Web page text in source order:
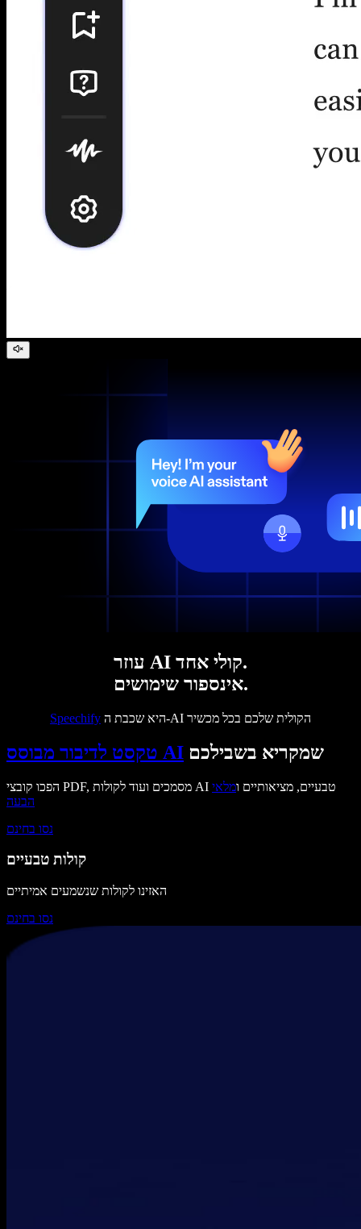
עוזר AI קולי אחד.
אינספור שימושים.
Speechify היא שכבת ה-AI הקולית שלכם בכל מכשיר
טקסט לדיבור מבוסס AI שמקריא בשבילכם
הפכו קובצי PDF, מסמכים ועוד לקולות AI טבעיים, מציאותיים ומלאי
הבעה
נסו בחינם
קולות טבעיים
האזינו לקולות שנשמעים אמיתיים
נסו בחינם